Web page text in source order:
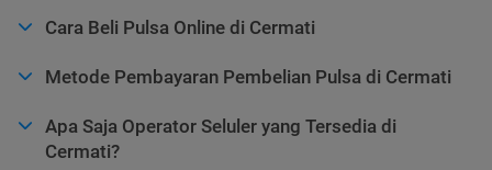
Cara Beli Pulsa Online di Cermati
Metode Pembayaran Pembelian Pulsa di Cermati
Apa Saja Operator Seluler yang Tersedia di
Cermati?